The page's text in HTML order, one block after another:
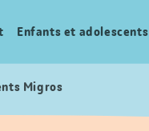
Enfants et adolescents
Migros